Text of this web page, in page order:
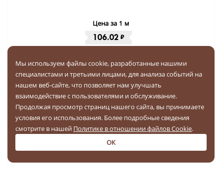
Цена за 1 м
106.02 ₽
вкл. НДС
Выберите кол-во упак (150 м)
-
Купить за15903.3 ₽
Бесплатная доставка по РФ
Мы используем файлы cookie, разработанные нашими
специалистами и третьими лицами, для анализа событий на
нашем веб-сайте, что позволяет нам улучшать
взаимодействие с пользователями и обслуживание.
Продолжая просмотр страниц нашего сайта, вы принимаете
условия его использования. Более подробные сведения
смотрите в нашей Политике в отношении файлов Cookie.
ОК